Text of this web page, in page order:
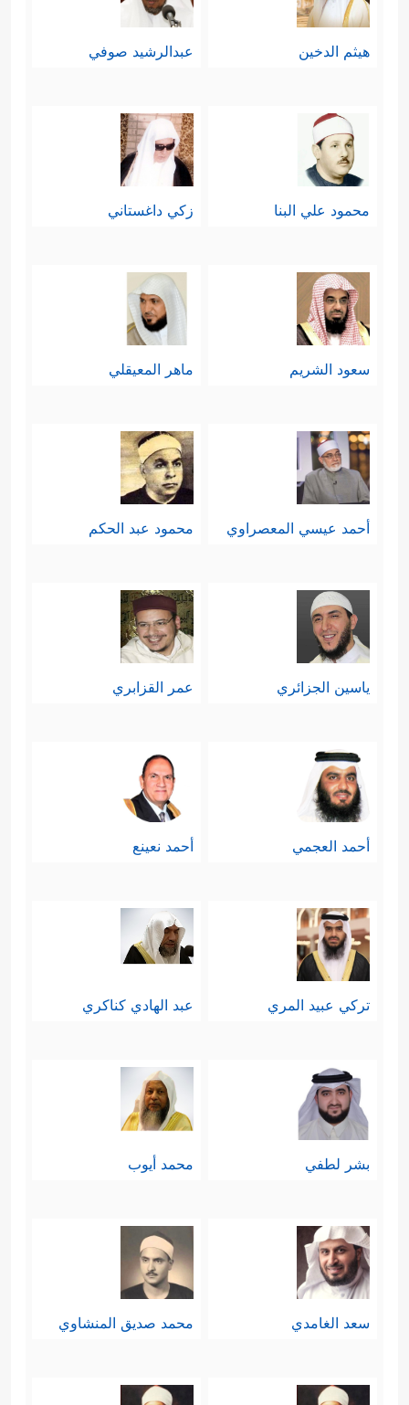
هيثم الدخين عبدالرشيد صوفي
محمود علي البنا زكي داغستاني
سعود الشريم ماهر المعيقلي
أحمد عيسي المعصراوي محمود عبد الحكم
ياسين الجزائري عمر القزابري
أحمد العجمي أحمد نعينع
تركي عبيد المري عبد الهادي كناكري
بشر لطفي محمد أيوب
سعد الغامدي محمد صديق المنشاوي